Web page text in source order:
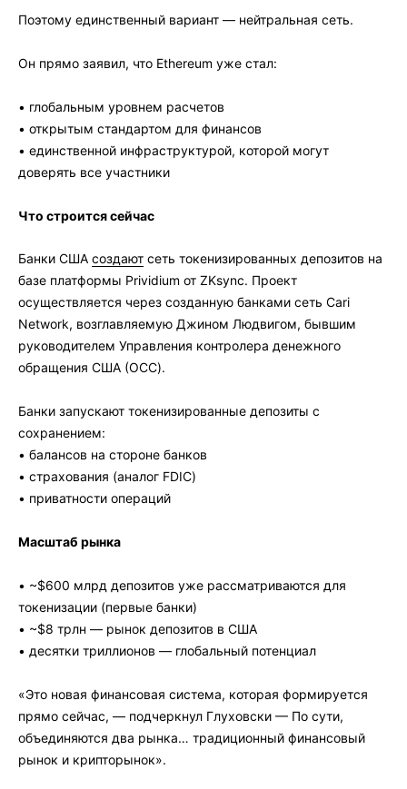
Поэтому единственный вариант — нейтральная сеть.
Он прямо заявил, что Ethereum уже стал:
• глобальным уровнем расчетов
• открытым стандартом для финансов
• единственной инфраструктурой, которой могут
доверять все участники
Что строится сейчас
Банки США создают сеть токенизированных депозитов на
базе платформы Prividium от ZKsync. Проект
осуществляется через созданную банками сеть Cari
Network, возглавляемую Джином Людвигом, бывшим
руководителем Управления контролера денежного
обращения США (OCC).
Банки запускают токенизированные депозиты с
сохранением:
• балансов на стороне банков
• страхования (аналог FDIC)
• приватности операций
Масштаб рынка
• ~$600 млрд депозитов уже рассматриваются для
токенизации (первые банки)
• ~$8 трлн — рынок депозитов в США
• десятки триллионов — глобальный потенциал
«Это новая финансовая система, которая формируется
прямо сейчас, — подчеркнул Глуховски — По сути,
объединяются два рынка… традиционный финансовый
рынок и крипторынок».